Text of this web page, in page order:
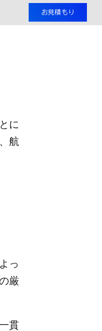
お見積もり
に
航
っ
厳
貫